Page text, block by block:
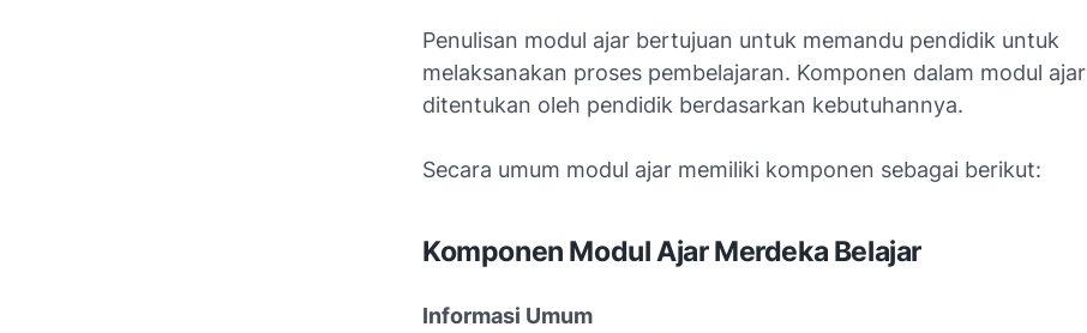
Penulisan modul ajar bertujuan untuk memandu pendidik untuk
melaksanakan proses pembelajaran. Komponen dalam modul ajar
ditentukan oleh pendidik berdasarkan kebutuhannya.
Secara umum modul ajar memiliki komponen sebagai berikut:
Komponen Modul Ajar Merdeka Belajar
Informasi Umum